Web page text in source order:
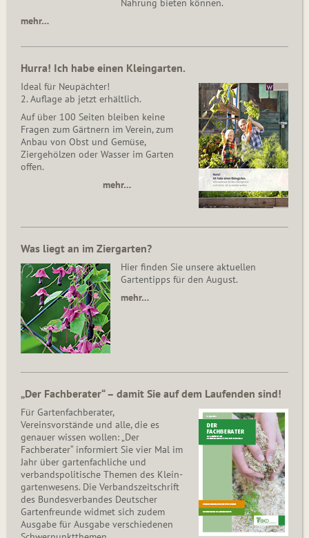
Nahrung bieten können.
mehr…
Hurra! Ich habe einen Kleingarten.
Ideal für Neupächter!
2. Auflage ab jetzt erhältlich.
Auf über 100 Seiten bleiben keine
Fragen zum Gärtnern im Verein, zum
Anbau von Obst und Gemüse,
Ziergehölzen oder Wasser im Garten
offen.
mehr…
Was liegt an im Ziergarten?
Hier finden Sie unsere aktuellen
Gartentipps für den August.
mehr…
„Der Fachberater“ – damit Sie auf dem Laufenden sind!
Für Gartenfachberater,
Vereinsvorstände und alle, die es
genauer wissen wollen: „Der
Fachberater“ informiert Sie vier Mal im
Jahr über gartenfachliche und
verbandspolitische Themen des Klein­
gar­ten­wesens. Die Ver­bands­zeit­schrift
des Bun­des­ver­ban­des Deutscher
Gartenfreunde widmet sich zudem
Ausgabe für Ausgabe verschiedenen